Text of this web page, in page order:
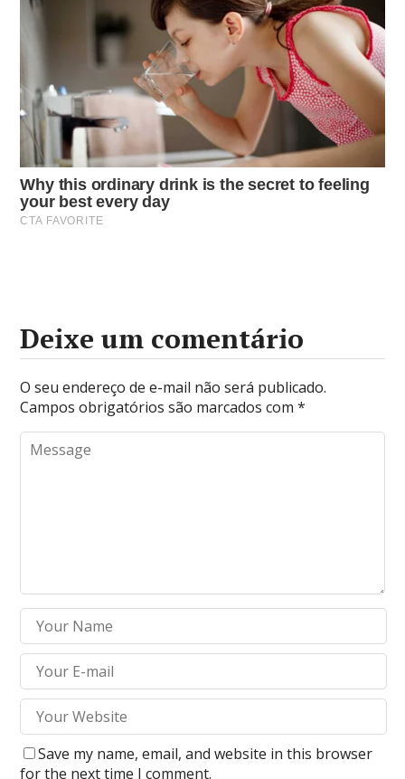
Deixe um comentário
O seu endereço de e-mail não será publicado.
Campos obrigatórios são marcados com*
Save my name, email, and website in this browser
for the next time I comment.